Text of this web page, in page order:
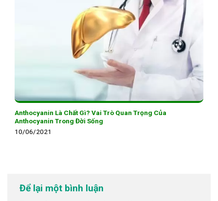
Anthocyanin Là Chất Gì? Vai Trò Quan Trọng Của
Anthocyanin Trong Đời Sống
10/06/2021
Để lại một bình luận